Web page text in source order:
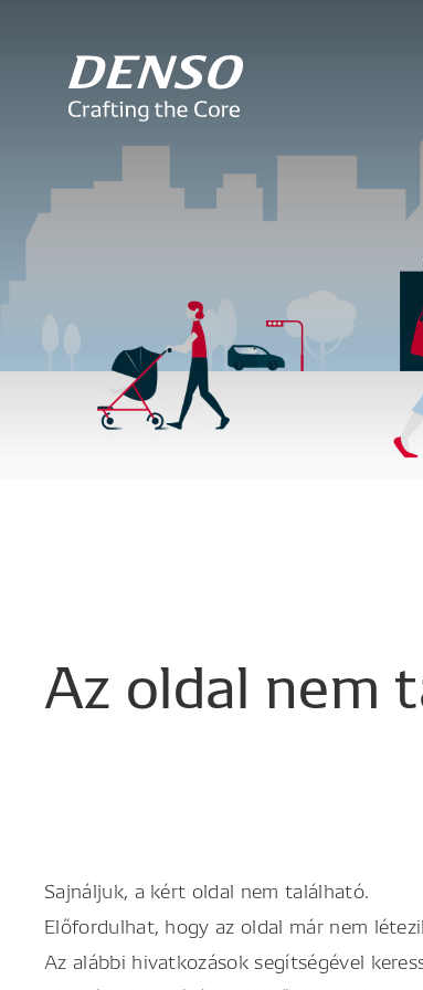
Az oldal nem
Sajnáljuk, a kért oldal nem található.
Előfordulhat, hogy az oldal már nem
Az alábbi hivatkozások segítségével